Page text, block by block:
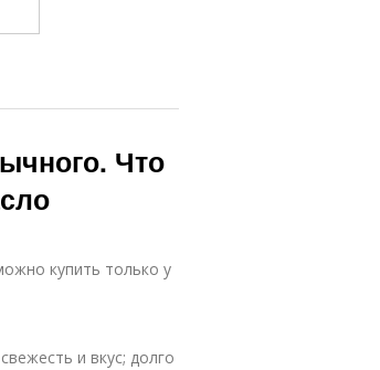
Что
купить только у
и вкус; долго